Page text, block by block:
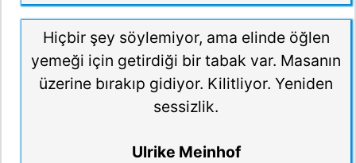
Hiçbir şey söylemiyor, ama elinde öğlen
yemeği için getirdiği bir tabak var. Masanın
üzerine bırakıp gidiyor. Kilitliyor. Yeniden
sessizlik.
Ulrike Meinhof